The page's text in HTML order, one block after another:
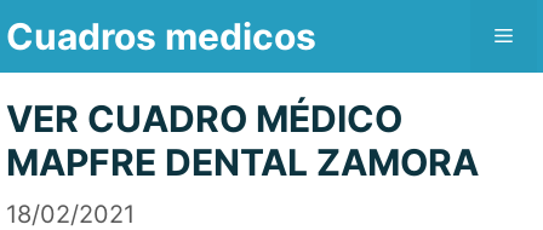
Saltar
contenido
Cuadros medicos
VER CUADRO MÉDICO
MAPFRE DENTAL ZAMORA
18/02/2021